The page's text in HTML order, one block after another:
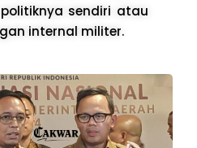
sendiri atau
internal militer.